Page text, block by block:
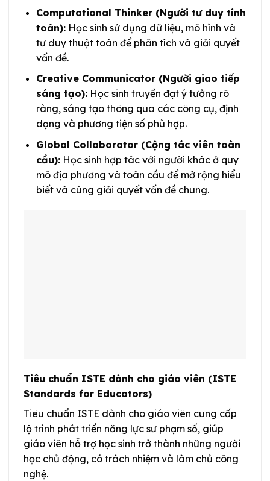
Computational Thinker (Người tư duy tính
toán):Học sinh sử dụng dữ liệu, mô hình và
tư duy thuật toán để phân tích và giải quyết
vấn đề.
Creative Communicator (Người giao tiếp
sáng tạo):Học sinh truyền đạt ý tưởng rõ
ràng, sáng tạo thông qua các công cụ, định
dạng và phương tiện số phù hợp.
Global Collaborator (Cộng tác viên toàn
cầu):Học sinh hợp tác với người khác ở quy
mô địa phương và toàn cầu để mở rộng hiểu
biết và cùng giải quyết vấn đề chung.
Tiêu chuẩn ISTE dành cho giáo viên (ISTE
Standards for Educators)
Tiêu chuẩn ISTE dành cho giáo viên cung cấp
lộ trình phát triển năng lực sư phạm số, giúp
giáo viên hỗ trợ học sinh trở thành những người
học chủ động, có trách nhiệm và làm chủ công
nghệ.